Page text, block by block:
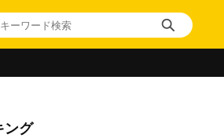
ング